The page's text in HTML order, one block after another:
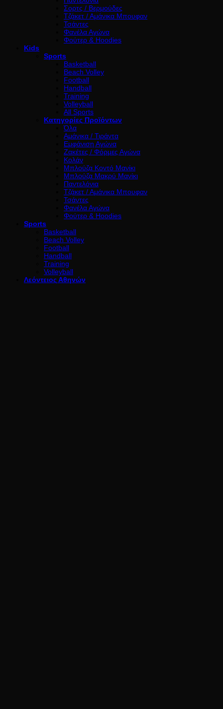
Σορτς / Βερμούδες
Τζάκετ / Αμάνικα Μπουφαν
Τσάντες
Φανέλα Αγώνα
Φούτερ & Hoodies
Kids
Sports
Basketball
Beach Volley
Football
Handball
Training
Volleyball
All Sports
Κατηγορίες Προϊόντων
Όλα
Αμάνικα / Τιράντα
Εμφάνιση Αγώνα
Ζακέτες / Φόρμες Αγώνα
Κολάν
Μπλούζα Κοντό Μανίκι
Μπλούζα Μακρύ Μανίκι
Παντελόνια
Τζάκετ / Αμάνικα Μπουφαν
Τσάντες
Φανέλα Αγώνα
Φούτερ & Hoodies
Sports
Basketball
Beach Volley
Football
Handball
Training
Volleyball
Λεόντειος Αθηνών